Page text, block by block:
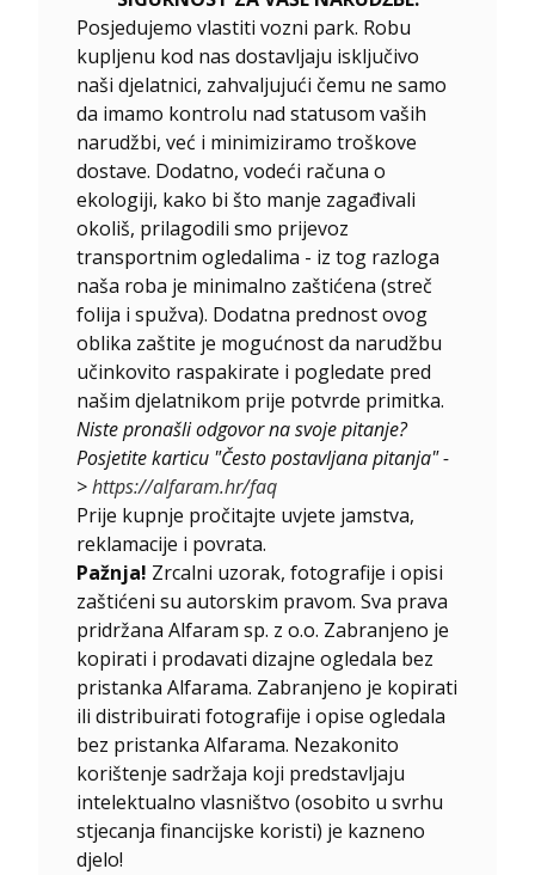
Posjedujemo vlastiti vozni park. Robu
kupljenu kod nas dostavljaju isključivo
naši djelatnici, zahvaljujući čemu ne samo
da imamo kontrolu nad statusom vaših
narudžbi, već i minimiziramo troškove
dostave. Dodatno, vodeći računa o
ekologiji, kako bi što manje zagađivali
okoliš, prilagodili smo prijevoz
transportnim ogledalima - iz tog razloga
naša roba je minimalno zaštićena (streč
folija i spužva). Dodatna prednost ovog
oblika zaštite je mogućnost da narudžbu
učinkovito raspakirate i pogledate pred
našim djelatnikom prije potvrde primitka.
Niste pronašli odgovor na svoje pitanje?
Posjetite karticu "Često postavljana pitanja" -
>https://alfaram.hr/faq
Prije kupnje pročitajte uvjete jamstva,
reklamacije i povrata.
Pažnja! Zrcalni uzorak, fotografije i opisi
zaštićeni su autorskim pravom. Sva prava
pridržana Alfaram sp. z o.o. Zabranjeno je
kopirati i prodavati dizajne ogledala bez
pristanka Alfarama. Zabranjeno je kopirati
ili distribuirati fotografije i opise ogledala
bez pristanka Alfarama. Nezakonito
korištenje sadržaja koji predstavljaju
intelektualno vlasništvo (osobito u svrhu
stjecanja financijske koristi) je kazneno
djelo!